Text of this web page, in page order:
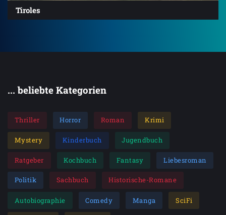
Tiroles
... beliebte Kategorien
Thriller Horror Roman Krimi
Mystery Kinderbuch Jugendbuch
Ratgeber Kochbuch Fantasy Liebesroman
Politik Sachbuch Historische-Romane
Autobiographie Comedy Manga SciFi